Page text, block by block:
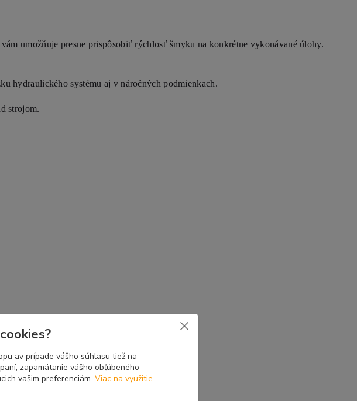
umožňuje presne prispôsobiť rýchlosť šmyku na konkrétne vykonávané úlohy.
hydraulického systému aj v náročných podmienkach.
strojom.
av prípade vášho súhlasu tiež na
zapamätanie vášho obľúbeného
vašim preferenciám. Viac na využitie